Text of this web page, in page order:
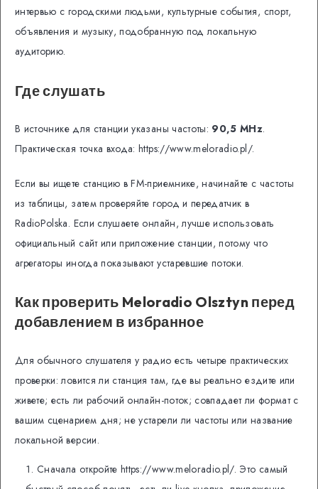
интервью с городскими людьми, культурные события, спорт,
объявления и музыку, подобранную под локальную
аудиторию.
Где слушать
В источнике для станции указаны частоты: 90,5 MHz.
Практическая точка входа: https://www.meloradio.pl/.
Если вы ищете станцию в FM-приемнике, начинайте с частоты
из таблицы, затем проверяйте город и передатчик в
RadioPolska. Если слушаете онлайн, лучше использовать
официальный сайт или приложение станции, потому что
агрегаторы иногда показывают устаревшие потоки.
Как проверить Meloradio Olsztyn перед
добавлением в избранное
Для обычного слушателя у радио есть четыре практических
проверки: ловится ли станция там, где вы реально ездите или
живете; есть ли рабочий онлайн-поток; совпадает ли формат с
вашим сценарием дня; не устарели ли частоты или название
локальной версии.
Сначала откройте https://www.meloradio.pl/. Это самый